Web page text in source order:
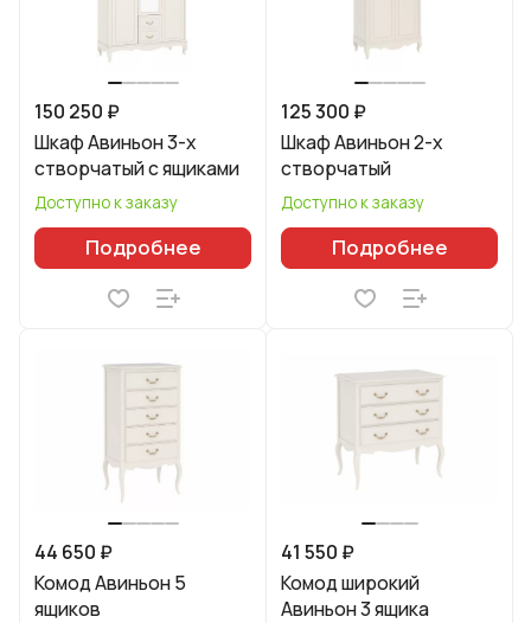
150 250 ₽
Шкаф Авиньон 3-х
створчатый с ящиками
Доступно к заказу
Подробнее
125 300 ₽
Шкаф Авиньон 2-х
створчатый
Доступно к заказу
Подробнее
44 650 ₽
Комод Авиньон 5
ящиков
41 550 ₽
Комод широкий
Авиньон 3 ящика